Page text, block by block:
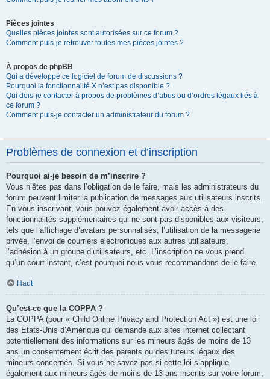
Pièces jointes
Quelles pièces jointes sont autorisées sur ce forum ?
Comment puis-je retrouver toutes mes pièces jointes ?
À propos de phpBB
Qui a développé ce logiciel de forum de discussions ?
Pourquoi la fonctionnalité X n’est pas disponible ?
Qui dois-je contacter à propos de problèmes d’abus ou d’ordres légaux liés à
ce forum ?
Comment puis-je contacter un administrateur du forum ?
Problèmes de connexion et d’inscription
Pourquoi ai-je besoin de m’inscrire ?
Vous n’êtes pas dans l’obligation de le faire, mais les administrateurs du
forum peuvent limiter la publication de messages aux utilisateurs inscrits.
En vous inscrivant, vous pouvez également avoir accès à des
fonctionnalités supplémentaires qui ne sont pas disponibles aux visiteurs,
tels que l’affichage d’avatars personnalisés, l’utilisation de la messagerie
privée, l’envoi de courriers électroniques aux autres utilisateurs,
l’adhésion à un groupe d’utilisateurs, etc. L’inscription ne vous prend
qu’un court instant, c’est pourquoi nous vous recommandons de le faire.
Haut
Qu’est-ce que la COPPA ?
La COPPA (pour « Child Online Privacy and Protection Act ») est une loi
des États-Unis d’Amérique qui demande aux sites internet collectant
potentiellement des informations sur les mineurs âgés de moins de 13
ans un consentement écrit des parents ou des tuteurs légaux des
mineurs concernés. Si vous ne savez pas si cette loi s’applique
également aux mineurs âgés de moins de 13 ans inscrits sur votre forum,